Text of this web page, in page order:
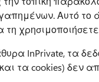
Αυτό το
InPrivate, τα
τα cookies) δεν